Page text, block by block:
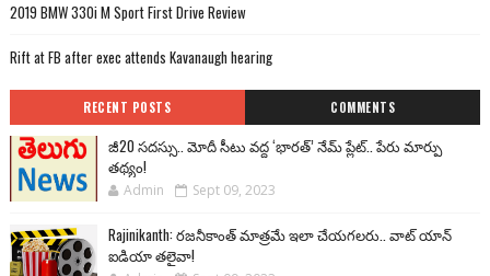
2019 BMW 330i M Sport First Drive Review
Rift at FB after exec attends Kavanaugh hearing
RECENT POSTS COMMENTS
జీ20 సదస్సు.. మోదీ సీటు వద్ద ‘భారత్’ నేమ్ ప్లేట్‌.. పేరు మార్పు
తథ్యం!
Admin Sept 09, 2023
Rajinikanth: రజనీకాంత్ మాత్రమే ఇలా చేయగలరు.. వాట్ యాన్
ఐడియా తలైవా!